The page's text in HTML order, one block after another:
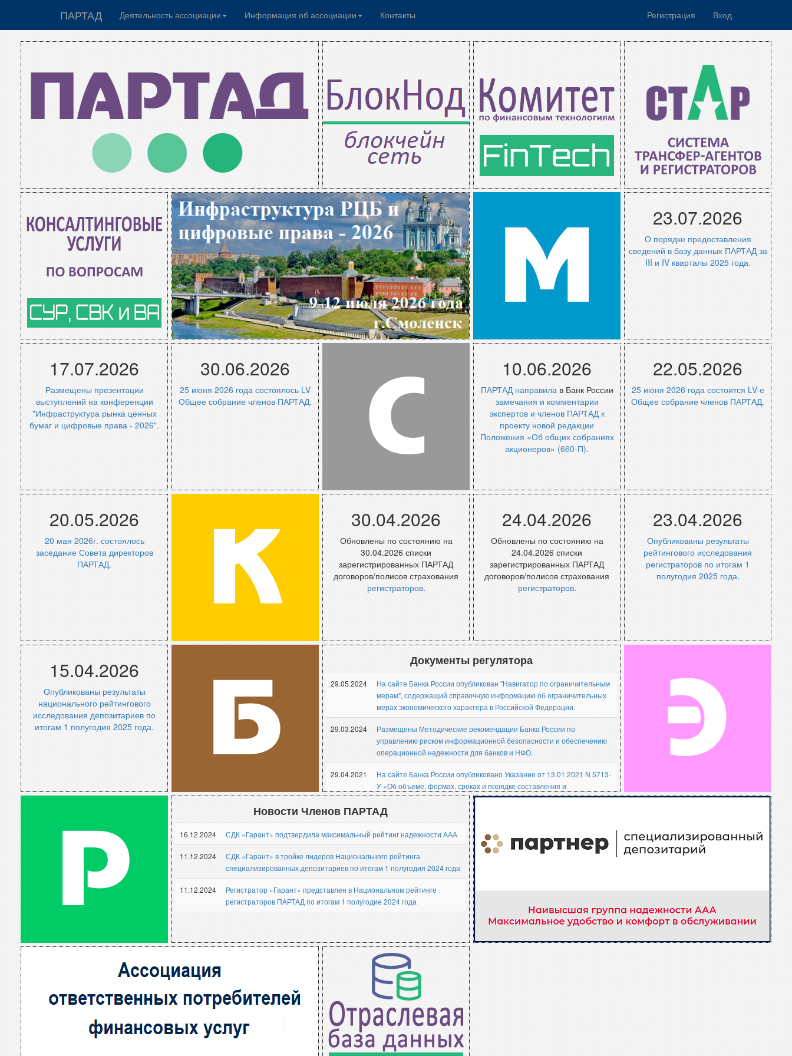
ПАРТАД Деятельность ассоциации Информация об ассоциации Контакты Регистрация Вход
М
23.07.2026
О порядке предоставления
сведений в базу данных ПАРТАД за
III и IV кварталы 2025 года.
17.07.2026
Размещены презентации
выступлений на конференции
"Инфраструктура рынка ценных
бумаг и цифровые права - 2026".
30.06.2026
25 июня 2026 года состоялось LV
Общее собрание членов ПАРТАД.
С
10.06.2026
ПАРТАД направилав Банк России
замечания и комментарии
экспертов и членов ПАРТАД к
проекту новой редакции
Положения «Об общих собраниях
акционеров» (660-П).
22.05.2026
25 июня 2026 года состоится LV-е
Общее собрание членов ПАРТАД.
20.05.2026
20 мая 2026г. состоялось
заседание Совета директоров
ПАРТАД.
К
30.04.2026
Обновлены по состоянию на
30.04.2026 списки
зарегистрированных ПАРТАД
договоров/полисов страхования
регистраторов.
24.04.2026
Обновлены по состоянию на
24.04.2026 списки
зарегистрированных ПАРТАД
договоров/полисов страхования
регистраторов.
23.04.2026
Опубликованы результаты
рейтингового исследования
регистраторов по итогам 1
полугодия 2025 года.
15.04.2026
Опубликованы результаты
национального рейтингового
исследования депозитариев по
итогам 1 полугодия 2025 года.
Б
Документы регулятора
29.05.2024
На сайте Банка России опубликован "Навигатор по ограничительным
мерам", содержащий справочную информацию об ограничительных
мерах экономического характера в Российской Федерации.
29.03.2024
Размещены Методические рекомендации Банка России по
управлению риском информационной безопасности и обеспечению
операционной надежности для банков и НФО.
29.04.2021
На сайте Банка России опубликовано Указание от 13.01.2021 N 5713-
У «Об объеме, формах, сроках и порядке составления и
представления отчетности специализированного депозитария».
Архив документов регулятора
Э
Р
Новости Членов ПАРТАД
16.12.2024 СДК «Гарант» подтвердила максимальный рейтинг надежности ААА
11.12.2024
СДК «Гарант» в тройке лидеров Национального рейтинга
специализированных депозитариев по итогам 1 полугодия 2024 года
11.12.2024
Регистратор «Гарант» представлен в Национальном рейтинге
регистраторов ПАРТАД по итогам 1 полугодие 2024 года
Все новости Членов ПАРТАД